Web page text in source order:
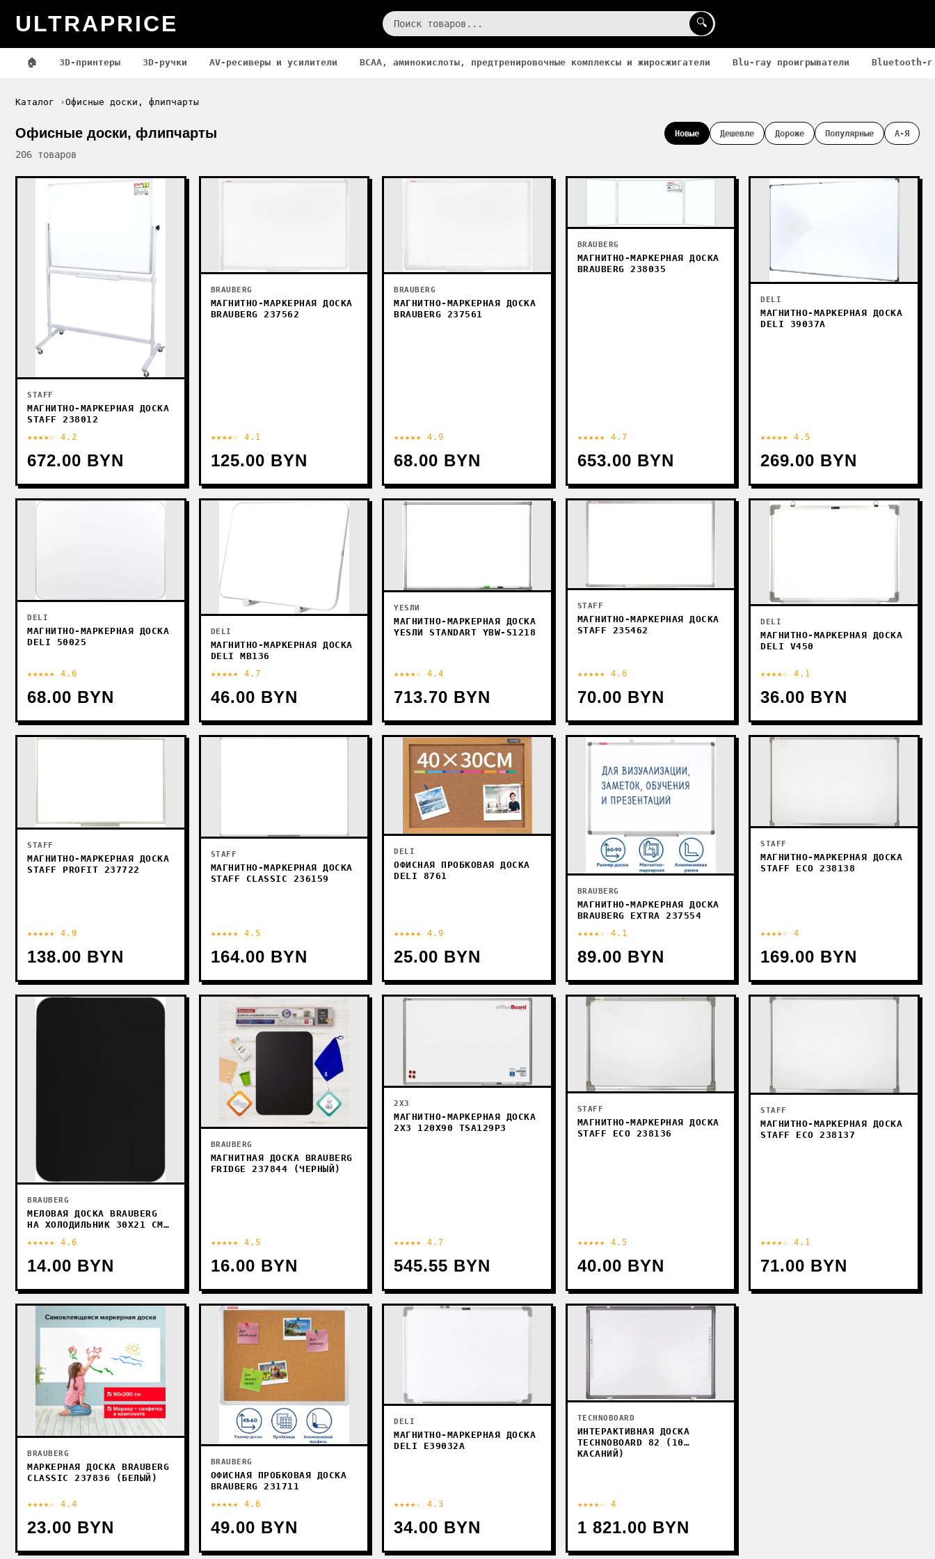
ULTRAPRICE 🔍
🏠 3D-принтеры 3D-ручки AV-ресиверы и усилители BCAA, аминокислоты, предтренировочные комплексы и жиросжигатели Blu-ray проигрыватели Bluetooth-
Каталог Офисные доски, флипчарты
Офисные доски, флипчарты
206 товаров
Новые Дешевле Дороже Популярные А-Я
STAFF
МАГНИТНО-МАРКЕРНАЯ ДОСКА
STAFF 238012
★★★★☆ 4.2
672.00 BYN
BRAUBERG
МАГНИТНО-МАРКЕРНАЯ ДОСКА
BRAUBERG 237562
★★★★☆ 4.1
125.00 BYN
BRAUBERG
МАГНИТНО-МАРКЕРНАЯ ДОСКА
BRAUBERG 237561
★★★★★ 4.9
68.00 BYN
BRAUBERG
МАГНИТНО-МАРКЕРНАЯ ДОСКА
BRAUBERG 238035
★★★★★ 4.7
653.00 BYN
DELI
МАГНИТНО-МАРКЕРНАЯ ДОСКА
DELI 39037A
★★★★★ 4.5
269.00 BYN
DELI
МАГНИТНО-МАРКЕРНАЯ ДОСКА
DELI 50025
★★★★★ 4.6
68.00 BYN
DELI
МАГНИТНО-МАРКЕРНАЯ ДОСКА
DELI MB136
★★★★★ 4.7
46.00 BYN
YESЛИ
МАГНИТНО-МАРКЕРНАЯ ДОСКА
YESЛИ STANDART YBW-S1218
★★★★☆ 4.4
713.70 BYN
STAFF
МАГНИТНО-МАРКЕРНАЯ ДОСКА
STAFF 235462
★★★★★ 4.6
70.00 BYN
DELI
МАГНИТНО-МАРКЕРНАЯ ДОСКА
DELI V450
★★★★☆ 4.1
36.00 BYN
STAFF
МАГНИТНО-МАРКЕРНАЯ ДОСКА
STAFF PROFIT 237722
★★★★★ 4.9
138.00 BYN
STAFF
МАГНИТНО-МАРКЕРНАЯ ДОСКА
STAFF CLASSIC 236159
★★★★★ 4.5
164.00 BYN
DELI
ОФИСНАЯ ПРОБКОВАЯ ДОСКА
DELI 8761
★★★★★ 4.9
25.00 BYN
BRAUBERG
МАГНИТНО-МАРКЕРНАЯ ДОСКА
BRAUBERG EXTRA 237554
★★★★☆ 4.1
89.00 BYN
STAFF
МАГНИТНО-МАРКЕРНАЯ ДОСКА
STAFF ECO 238138
★★★★☆ 4
169.00 BYN
BRAUBERG
МЕЛОВАЯ ДОСКА BRAUBERG
НА ХОЛОДИЛЬНИК 30Х21 СМ
★★★★★ 4.6
14.00 BYN
BRAUBERG
МАГНИТНАЯ ДОСКА BRAUBERG
FRIDGE 237844 (ЧЕРНЫЙ)
★★★★★ 4.5
16.00 BYN
2X3
МАГНИТНО-МАРКЕРНАЯ ДОСКА
2X3 120X90 TSA129P3
★★★★★ 4.7
545.55 BYN
STAFF
МАГНИТНО-МАРКЕРНАЯ ДОСКА
STAFF ECO 238136
★★★★★ 4.5
40.00 BYN
STAFF
МАГНИТНО-МАРКЕРНАЯ ДОСКА
STAFF ECO 238137
★★★★☆ 4.1
71.00 BYN
BRAUBERG
МАРКЕРНАЯ ДОСКА BRAUBERG
CLASSIC 237836 (БЕЛЫЙ)
★★★★☆ 4.4
23.00 BYN
BRAUBERG
ОФИСНАЯ ПРОБКОВАЯ ДОСКА
BRAUBERG 231711
★★★★★ 4.6
49.00 BYN
DELI
МАГНИТНО-МАРКЕРНАЯ ДОСКА
DELI E39032A
★★★★☆ 4.3
34.00 BYN
TECHNOBOARD
ИНТЕРАКТИВНАЯ ДОСКА
TECHNOBOARD 82 (10
КАСАНИЙ)
★★★★☆ 4
1 821.00 BYN